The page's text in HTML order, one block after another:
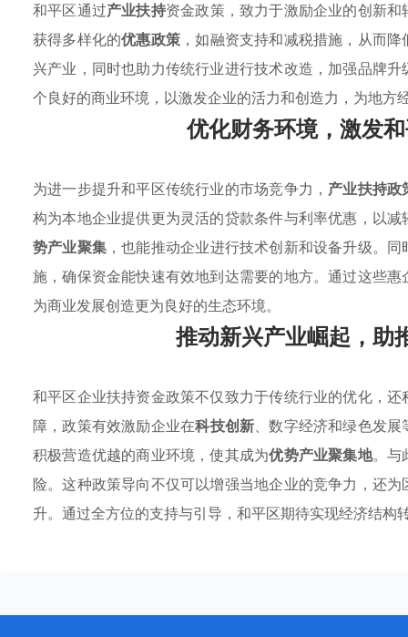
和平区通过产业扶持资金政策，致力于激励企业的创新
获得多样化的优惠政策 ，如融资支持和减税措施，从而
兴产业，同时也助力传统行业进行技术改造，加强品牌
个良好的商业环境，以激发企业的活力和创造力，为地方
优化财务环境，激发
为进一步提升和平区传统行业的市场竞争力， 产业扶持政
构为本地企业提供更为灵活的贷款条件与利率优惠，以
势产业聚集 ，也能推动企业进行技术创新和设备升级。
施，确保资金能快速有效地到达需要的地方。通过这些
为商业发展创造更为良好的生态环境。
推动新兴产业崛起，助
和平区企业扶持资金政策不仅致力于传统行业的优化，还
障，政策有效激励企业在科技创新、数字经济和绿色发
积极营造优越的商业环境，使其成为优势产业聚集地。与
险。这种政策导向不仅可以增强当地企业的竞争力，还
升。通过全方位的支持与引导，和平区期待实现经济结构